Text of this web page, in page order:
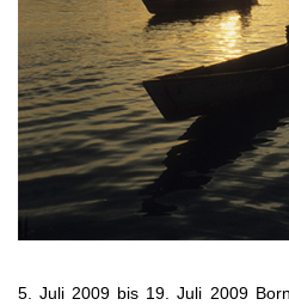
5. Juli 2009 bis 19. Juli 2009